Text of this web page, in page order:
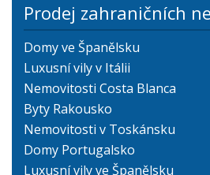
Prodej zahraničních
Domy ve Španělsku
Luxusní vily v Itálii
Nemovitosti Costa Blanca
Byty Rakousko
Nemovitosti v Toskánsku
Domy Portugalsko
Luxusní vily ve Španělsku